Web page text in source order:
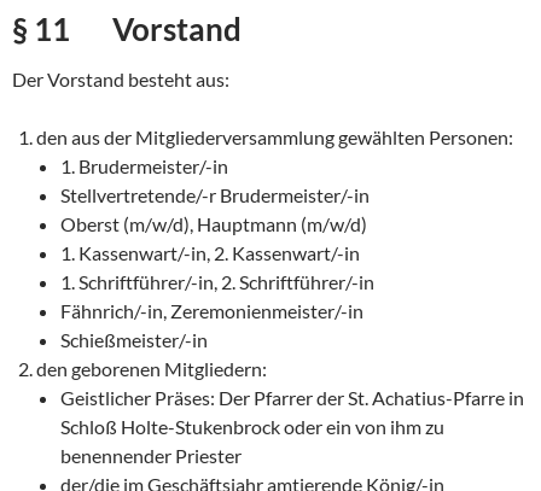
§ 11 Vorstand
Der Vorstand besteht aus:
den aus der Mitgliederversammlung gewählten Personen:
1. Brudermeister/-in
Stellvertretende/-r Brudermeister/-in
Oberst (m/w/d), Hauptmann (m/w/d)
1. Kassenwart/-in, 2. Kassenwart/-in
1. Schriftführer/-in, 2. Schriftführer/-in
Fähnrich/-in, Zeremonienmeister/-in
Schießmeister/-in
den geborenen Mitgliedern:
Geistlicher Präses: Der Pfarrer der St. Achatius-Pfarre in
Schloß Holte-Stukenbrock oder ein von ihm zu
benennender Priester
der/die im Geschäftsjahr amtierende König/-in